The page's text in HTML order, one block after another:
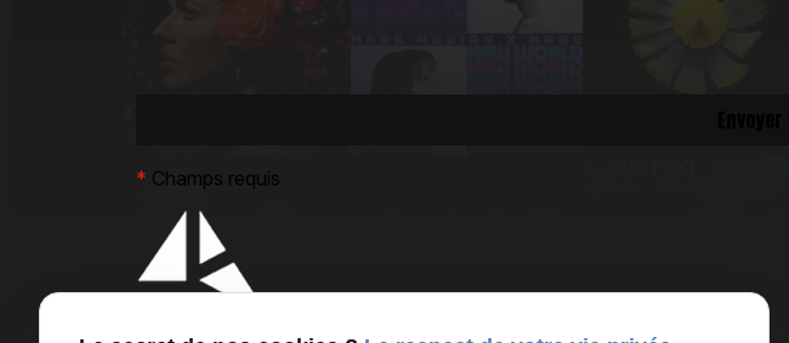
* Champs requis